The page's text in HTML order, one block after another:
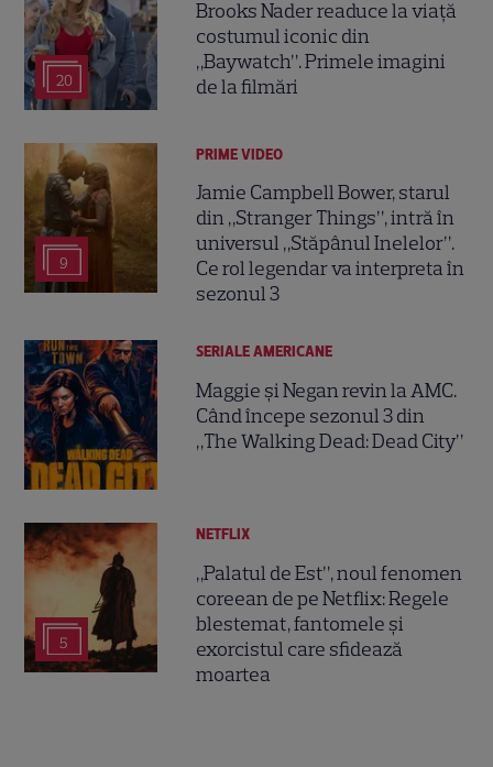
20
Brooks Nader readuce la viață
costumul iconic din
„Baywatch”. Primele imagini
de la filmări
9
PRIME VIDEO
Jamie Campbell Bower, starul
din „Stranger Things”, intră în
universul „Stăpânul Inelelor”.
Ce rol legendar va interpreta în
sezonul 3
SERIALE AMERICANE
Maggie și Negan revin la AMC.
Când începe sezonul 3 din
„The Walking Dead: Dead City”
5
NETFLIX
„Palatul de Est”, noul fenomen
coreean de pe Netflix: Regele
blestemat, fantomele și
exorcistul care sfidează
moartea